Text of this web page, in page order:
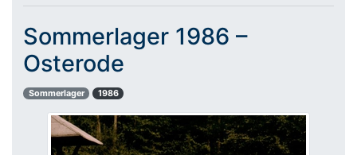
Sommerlager 1986 –
Osterode
Sommerlager 1986